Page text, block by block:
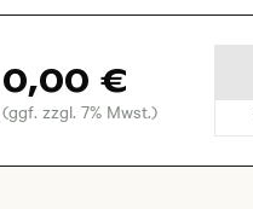
0,00 €
(ggf. zzgl. 7% Mwst.)